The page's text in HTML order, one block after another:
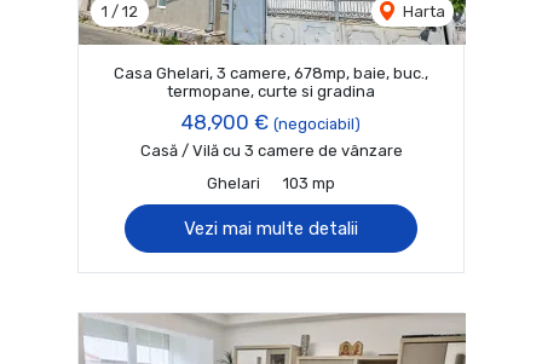
1 / 12 Harta
Casa Ghelari, 3 camere, 678mp, baie, buc.,
termopane, curte si gradina
48,900 € (negociabil)
Casă / Vilă cu 3 camere de vânzare
Ghelari
103 mp
Vezi mai multe detalii